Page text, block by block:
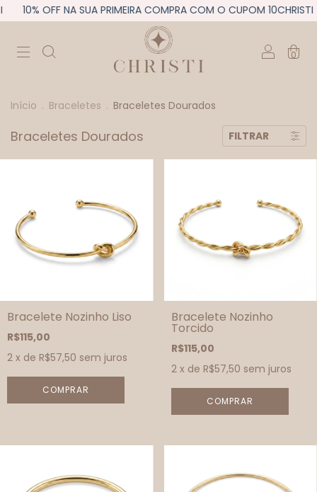
10% OFF NA SUA PRIMEIRA COMPRA COM O CUPOM 10CHRISTI
0
Início . Braceletes . Braceletes Dourados
Braceletes Dourados FILTRAR
Bracelete Nozinho Liso
R$115,00
2 x de R$57,50 sem juros
Bracelete Nozinho
Torcido
R$115,00
2 x de R$57,50 sem juros